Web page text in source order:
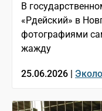
В
«Рдейский» в
фотографиями
жажду
25.06.2026 |